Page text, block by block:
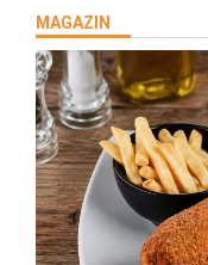
MAGAZIN